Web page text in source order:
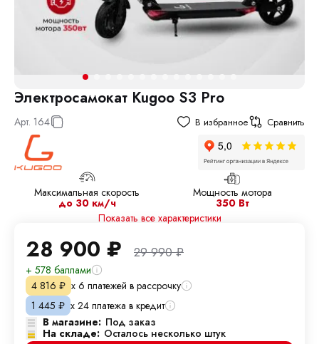
Электросамокат Kugoo S3 Pro
Арт. 164 В избранное Сравнить
Максимальная скорость
до 30 км/ч
Мощность мотора
350 Вт
Показать все характеристики
28 900 ₽ 29 990₽
+ 578 баллами
4 816 ₽ х 6 платежей в рассрочку
1 445 ₽ х 24 платежа в кредит
В магазине: Под заказ
На складе: Осталось несколько штук